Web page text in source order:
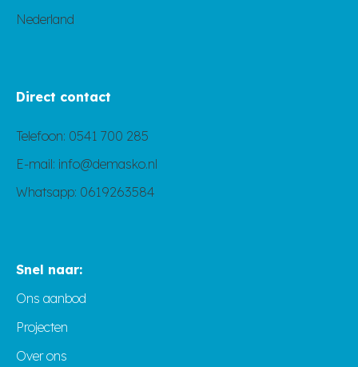
Nederland
Direct contact
Telefoon: 0541 700 285
E-mail: info@demasko.nl
Whatsapp: 0619263584
Snel naar:
Ons aanbod
Projecten
Over ons